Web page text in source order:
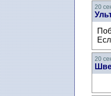
20
20